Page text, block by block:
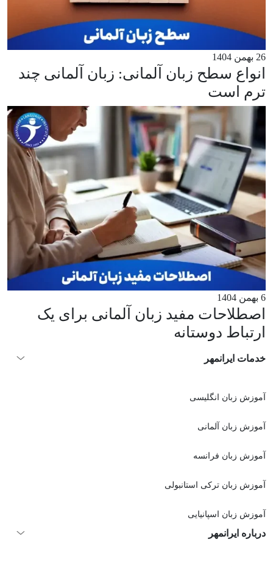
26 بهمن 1404
انواع سطح زبان آلمانی: زبان آلمانی چند
ترم است
6 بهمن 1404
اصطلاحات مفید زبان آلمانی برای یک
ارتباط دوستانه
خدمات ایرانمهر
آموزش زبان انگلیسی
آموزش زبان آلمانی
آموزش زبان فرانسه
آموزش زبان ترکی استانبولی
آموزش زبان اسپانیایی
درباره ایرانمهر